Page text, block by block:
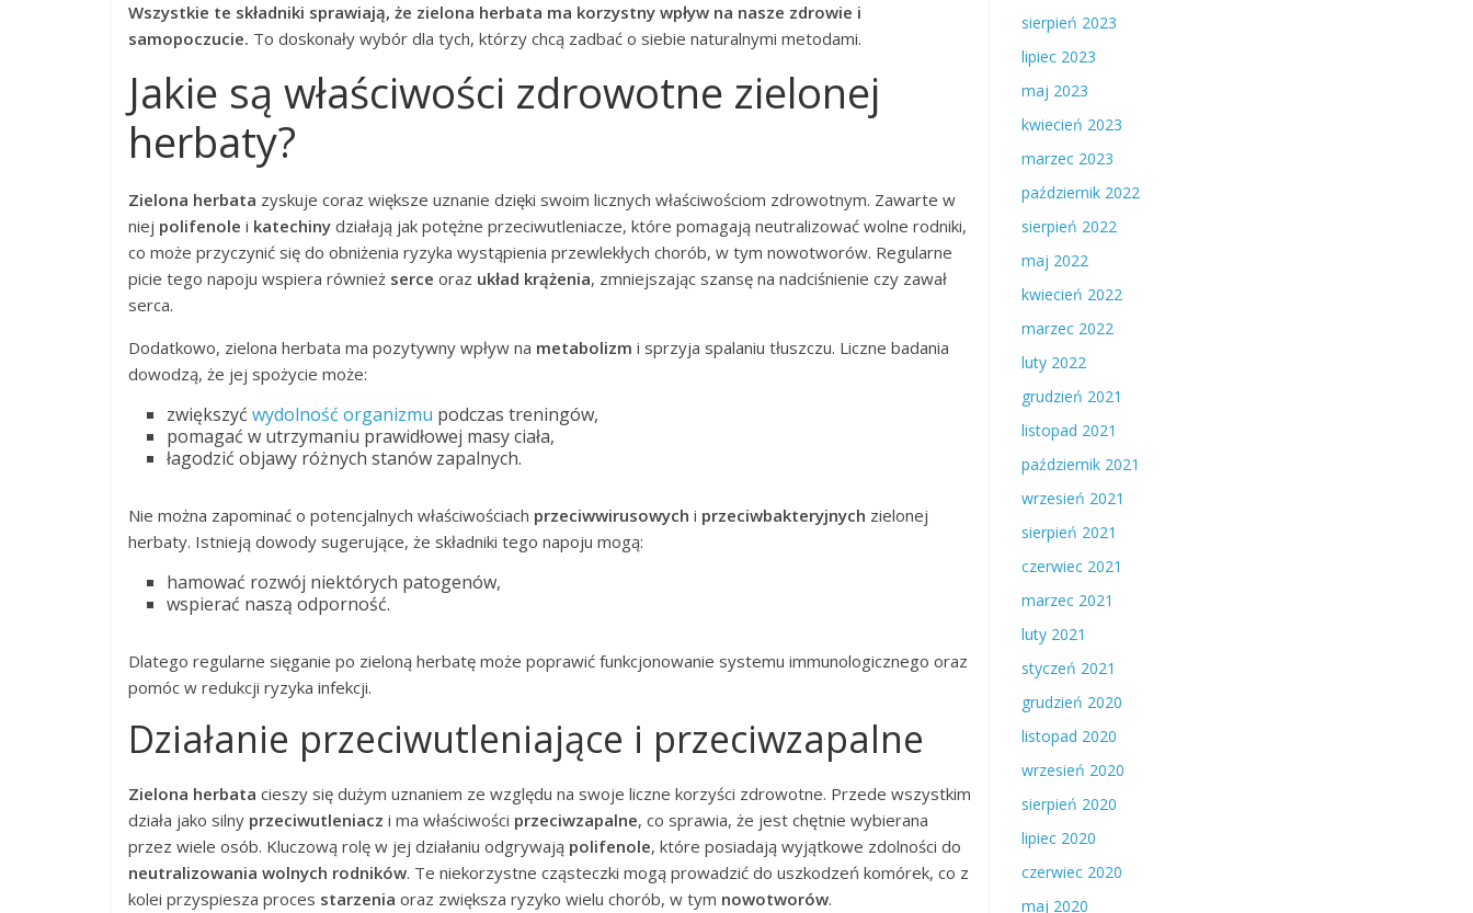
Wszystkie te składniki sprawiają, że zielona herbata ma korzystny wpływ na nasze zdrowie i
samopoczucie. To doskonały wybór dla tych, którzy chcą zadbać o siebie naturalnymi metodami.
Jakie są właściwości zdrowotne zielonej
herbaty?
Zielona herbata zyskuje coraz większe uznanie dzięki swoim licznych właściwościom zdrowotnym. Zawarte w
niej polifenole i katechiny działają jak potężne przeciwutleniacze, które pomagają neutralizować wolne rodniki,
co może przyczynić się do obniżenia ryzyka wystąpienia przewlekłych chorób, w tym nowotworów. Regularne
picie tego napoju wspiera również serce oraz układ krążenia, zmniejszając szansę na nadciśnienie czy zawał
serca.
Dodatkowo, zielona herbata ma pozytywny wpływ na metabolizm i sprzyja spalaniu tłuszczu. Liczne badania
dowodzą, że jej spożycie może:
zwiększyć wydolność organizmu podczas treningów,
pomagać w utrzymaniu prawidłowej masy ciała,
łagodzić objawy różnych stanów zapalnych.
Nie można zapominać o potencjalnych właściwościach przeciwwirusowych i przeciwbakteryjnych zielonej
herbaty. Istnieją dowody sugerujące, że składniki tego napoju mogą:
hamować rozwój niektórych patogenów,
wspierać naszą odporność.
Dlatego regularne sięganie po zieloną herbatę może poprawić funkcjonowanie systemu immunologicznego oraz
pomóc w redukcji ryzyka infekcji.
Działanie przeciwutleniające i przeciwzapalne
Zielona herbata cieszy się dużym uznaniem ze względu na swoje liczne korzyści zdrowotne. Przede wszystkim
działa jako silny przeciwutleniacz i ma właściwości przeciwzapalne, co sprawia, że jest chętnie wybierana
przez wiele osób. Kluczową rolę w jej działaniu odgrywają polifenole, które posiadają wyjątkowe zdolności do
neutralizowania wolnych rodników. Te niekorzystne cząsteczki mogą prowadzić do uszkodzeń komórek, co z
kolei przyspiesza proces starzenia oraz zwiększa ryzyko wielu chorób, w tym nowotworów.
sierpień 2023
lipiec 2023
maj 2023
kwiecień 2023
marzec 2023
październik 2022
sierpień 2022
maj 2022
kwiecień 2022
marzec 2022
luty 2022
grudzień 2021
listopad 2021
październik 2021
wrzesień 2021
sierpień 2021
czerwiec 2021
marzec 2021
luty 2021
styczeń 2021
grudzień 2020
listopad 2020
wrzesień 2020
sierpień 2020
lipiec 2020
czerwiec 2020
maj 2020